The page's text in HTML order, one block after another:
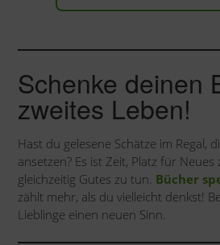
Schenke deinen
zweites Leben!
Hast du gelesene Schätze im Regal,
ansetzen? Es ist Zeit, Platz für
gleichzeitig Gutes zu tun. Bücher
zählt mehr, als du vielleicht denkst!
Lieblinge einen neuen Sinn.